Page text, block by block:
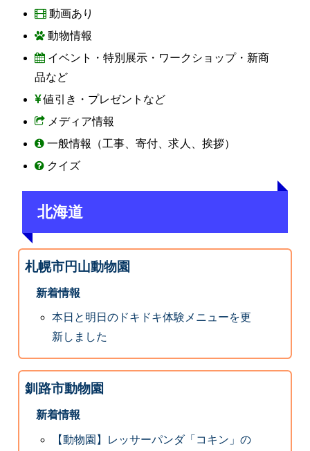
動画あり
動物情報
イベント・特別展示・ワークショップ・新商
品など
値引き・プレゼントなど
メディア情報
一般情報（工事、寄付、求人、挨拶）
クイズ
北海道
札幌市円山動物園
新着情報
本日と明日のドキドキ体験メニューを更
新しました
釧路市動物園
新着情報
【動物園】レッサーパンダ「コキン」の